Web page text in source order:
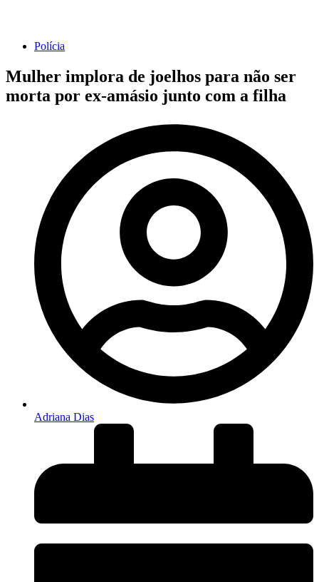
Polícia
Mulher implora de joelhos para não ser
morta por ex-amásio junto com a filha
Adriana Dias